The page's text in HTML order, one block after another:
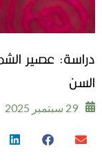
دراسة: عصير
السن
29 سبتمبر 2025